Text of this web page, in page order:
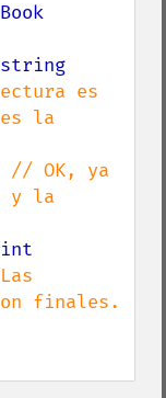
string
es
la
// OK, ya
y la
int